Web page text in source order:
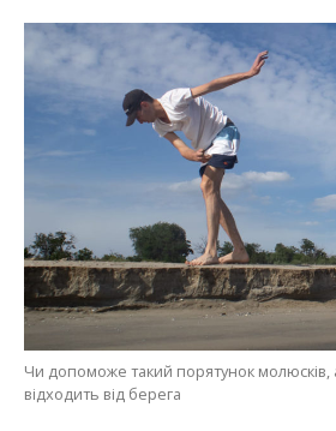
Чи допоможе такий порятунок
відходить від берега